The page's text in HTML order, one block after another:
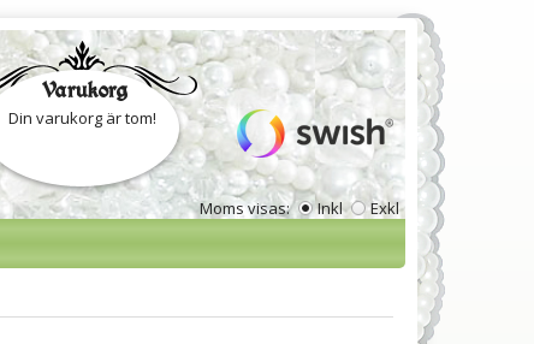
Moms visas: Inkl Exkl
Varukorg
Din varukorg är tom!